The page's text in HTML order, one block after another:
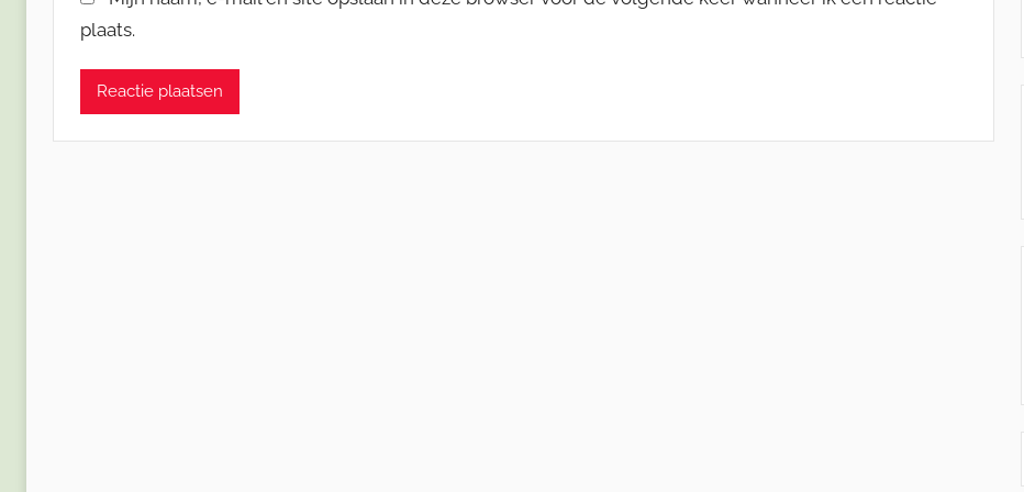
plaats.